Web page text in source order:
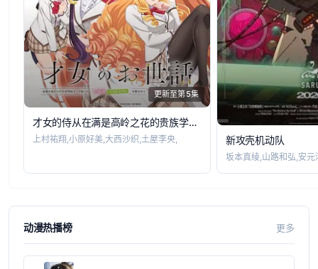
更新至第5集
才女的侍从在满是高岭之花的贵族学校暗中照顾(毫无生活自理能力的)学院第一大小姐
上村祐翔,小原好美,大西沙织,土屋李央, 新攻壳机动队
坂本真绫,山路和弘,安元
动漫热播榜 更多